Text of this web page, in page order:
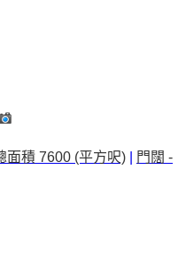
面積 7600 (平方呎)
門闊 -